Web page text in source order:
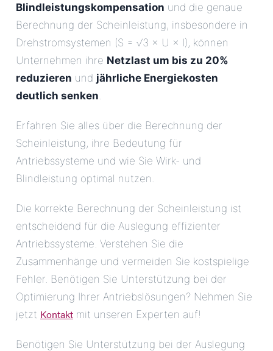
Blindleistungskompensation und die genaue
Berechnung der Scheinleistung, insbesondere in
Drehstromsystemen (S = √3 × U × I), können
Unternehmen ihre Netzlast um bis zu 20%
reduzieren und jährliche Energiekosten
deutlich senken.
Erfahren Sie alles über die Berechnung der
Scheinleistung, ihre Bedeutung für
Antriebssysteme und wie Sie Wirk- und
Blindleistung optimal nutzen.
Die korrekte Berechnung der Scheinleistung ist
entscheidend für die Auslegung effizienter
Antriebssysteme. Verstehen Sie die
Zusammenhänge und vermeiden Sie kostspielige
Fehler. Benötigen Sie Unterstützung bei der
Optimierung Ihrer Antriebslösungen? Nehmen Sie
jetzt Kontakt mit unseren Experten auf!
Benötigen Sie Unterstützung bei der Auslegung